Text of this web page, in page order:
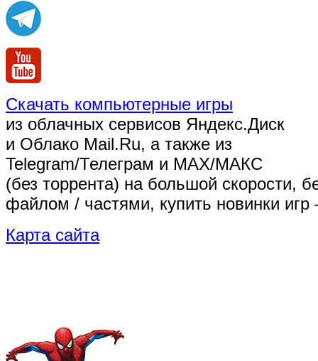
Скачать компьютерные игры
из облачных сервисов Яндекс.Диск
и Облако Mail.Ru, а также из
Telegram/Телеграм и MAX/МАКС
(без торрента) на большой скорости,
файлом / частями, купить новинки
Карта сайта